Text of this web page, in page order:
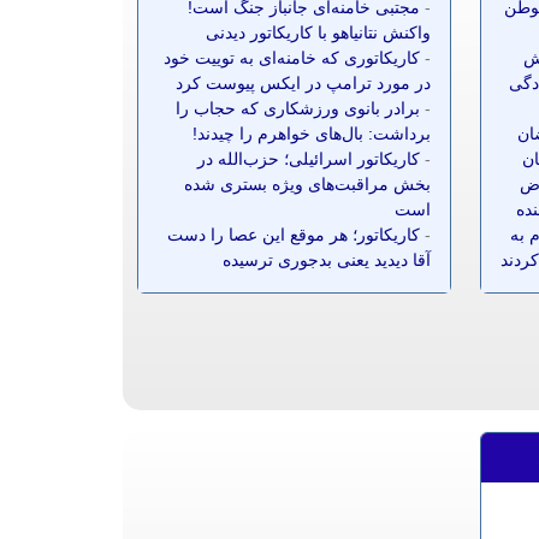
۷۰ معترض
به
- مجتبی خامنه‌ای جانباز جنگ است!
واکنش نتانیاهو با کاریکاتور دیدنی
- کاریکاتوری که خامنه‌ای به توییت خود
در مورد ترامپ در ایکس پیوست کرد
- برادر بانوی ورزشکاری که حجاب را
برداشت: بال‌های خواهرم را چیدند!
- کاریکاتور اسرائیلی؛ حزب‌الله در
بخش مراقبت‌های ویژه بستری شده
است
- کاریکاتور؛ هر موقع این عصا را دست
آقا دیدید یعنی بدجوری ترسیده